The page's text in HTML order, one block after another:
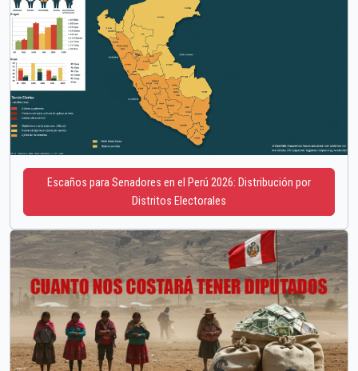
Escaños para Senadores en el Perú 2026: Distribución por
Distritos Electorales